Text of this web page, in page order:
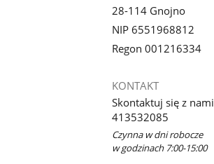
28-114 Gnojno
NIP 6551968812
Regon 001216334
KONTAKT
Skontaktuj się z nami
413532085
Czynna w dni robocze
w godzinach 7:00-15:00